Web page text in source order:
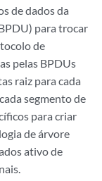
de dados da
para trocar
de
pelas BPDUs
raiz para cada
segmento de
para criar
de árvore
ativo de